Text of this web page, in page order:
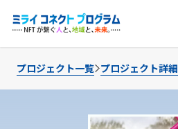
プロジェクト一覧 プロジェクト詳細